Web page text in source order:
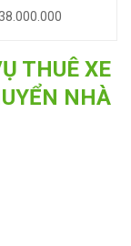
THUÊ XE
NHÀ